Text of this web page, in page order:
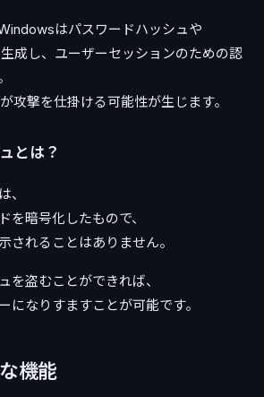
はパスワードハッシュや
成し、ユーザーセッションのための認
攻撃を仕掛ける可能性が生じます。
とは？
、
を暗号化したもので、
されることはありません。
を盗むことができれば、
になりすますことが可能です。
機能